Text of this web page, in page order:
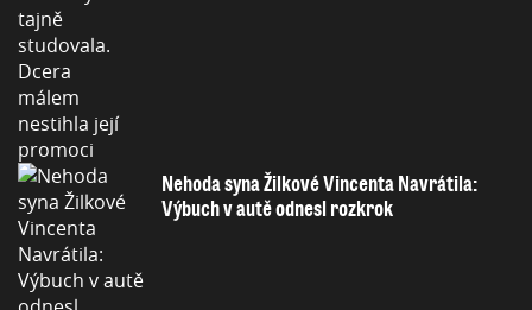
Nehoda syna Žilkové Vincenta Navrátila:
Výbuch v autě odnesl rozkrok